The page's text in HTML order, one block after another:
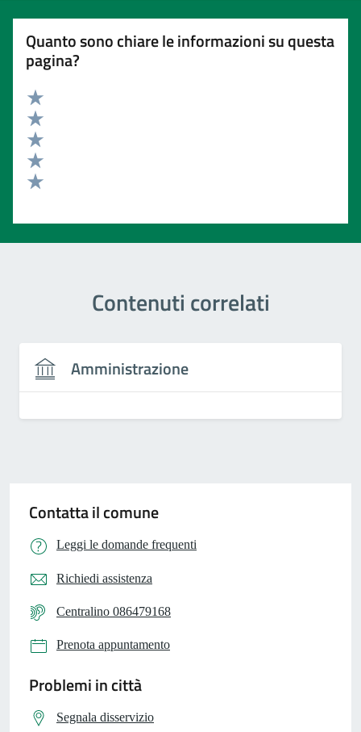
Quanto sono chiare le informazioni su questa
pagina?
Valuta 5 stelle su 5
Valuta 4 stelle su 5
Valuta 3 stelle su 5
Valuta 2 stelle su 5
Contenuti correlati
Amministrazione
Contatta il comune
Leggi le domande frequenti
Richiedi assistenza
Centralino 086479168
Prenota appuntamento
Problemi in città
Segnala disservizio